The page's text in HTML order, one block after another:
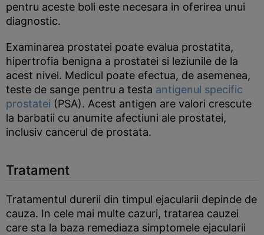
pentru aceste boli este necesara in oferirea unui
diagnostic.
Examinarea prostatei poate evalua prostatita,
hipertrofia benigna a prostatei si leziunile de la
acest nivel. Medicul poate efectua, de asemenea,
teste de sange pentru a testa antigenul specific
prostatei (PSA). Acest antigen are valori crescute
la barbatii cu anumite afectiuni ale prostatei,
inclusiv cancerul de prostata.
Tratament
Tratamentul durerii din timpul ejacularii depinde de
cauza. In cele mai multe cazuri, tratarea cauzei
care sta la baza remediaza simptomele ejacularii